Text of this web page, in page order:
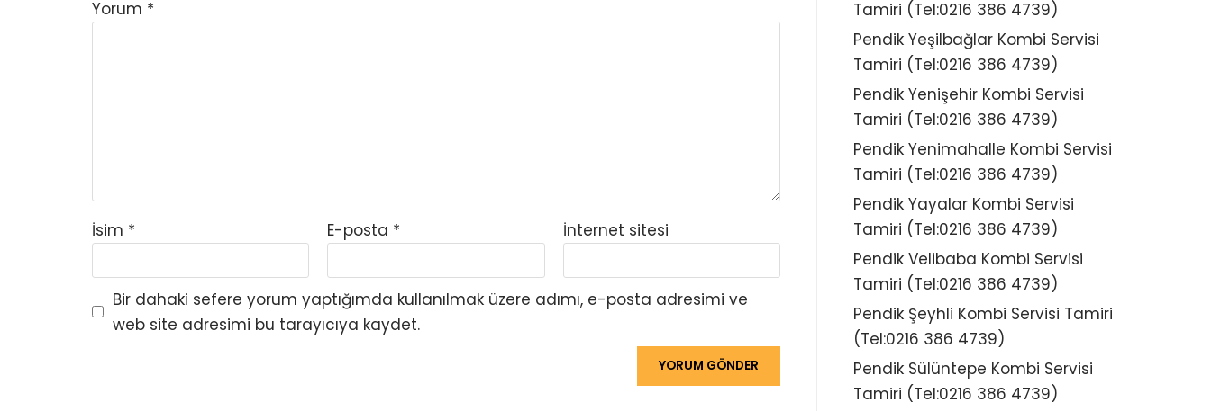
Yorum *
İsim * E-posta * İnternet sitesi
Bir dahaki sefere yorum yaptığımda kullanılmak üzere adımı, e-posta adresimi ve
web site adresimi bu tarayıcıya kaydet.
Tamiri (Tel:0216 386 4739)
Pendik Yeşilbağlar Kombi Servisi
Tamiri (Tel:0216 386 4739)
Pendik Yenişehir Kombi Servisi
Tamiri (Tel:0216 386 4739)
Pendik Yenimahalle Kombi Servisi
Tamiri (Tel:0216 386 4739)
Pendik Yayalar Kombi Servisi
Tamiri (Tel:0216 386 4739)
Pendik Velibaba Kombi Servisi
Tamiri (Tel:0216 386 4739)
Pendik Şeyhli Kombi Servisi Tamiri
(Tel:0216 386 4739)
Pendik Sülüntepe Kombi Servisi
Tamiri (Tel:0216 386 4739)